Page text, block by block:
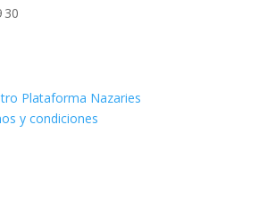
30
Plataforma Nazaries
y condiciones